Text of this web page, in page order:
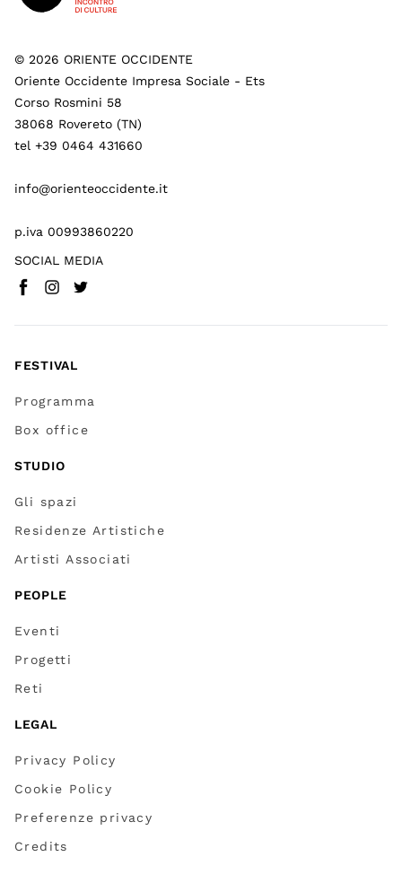
© 2026 ORIENTE OCCIDENTE
Oriente Occidente Impresa Sociale - Ets
Corso Rosmini 58
38068 Rovereto (TN)
tel +39 0464 431660
info@orienteoccidente.it
p.iva 00993860220
SOCIAL MEDIA
Facebook(
Instagram
Twitter
FESTIVAL
Programma
Box office
STUDIO
Gli spazi
Residenze Artistiche
Artisti Associati
PEOPLE
Eventi
Progetti
Reti
LEGAL
Privacy Policy
Cookie Policy
Preferenze privacy
Credits